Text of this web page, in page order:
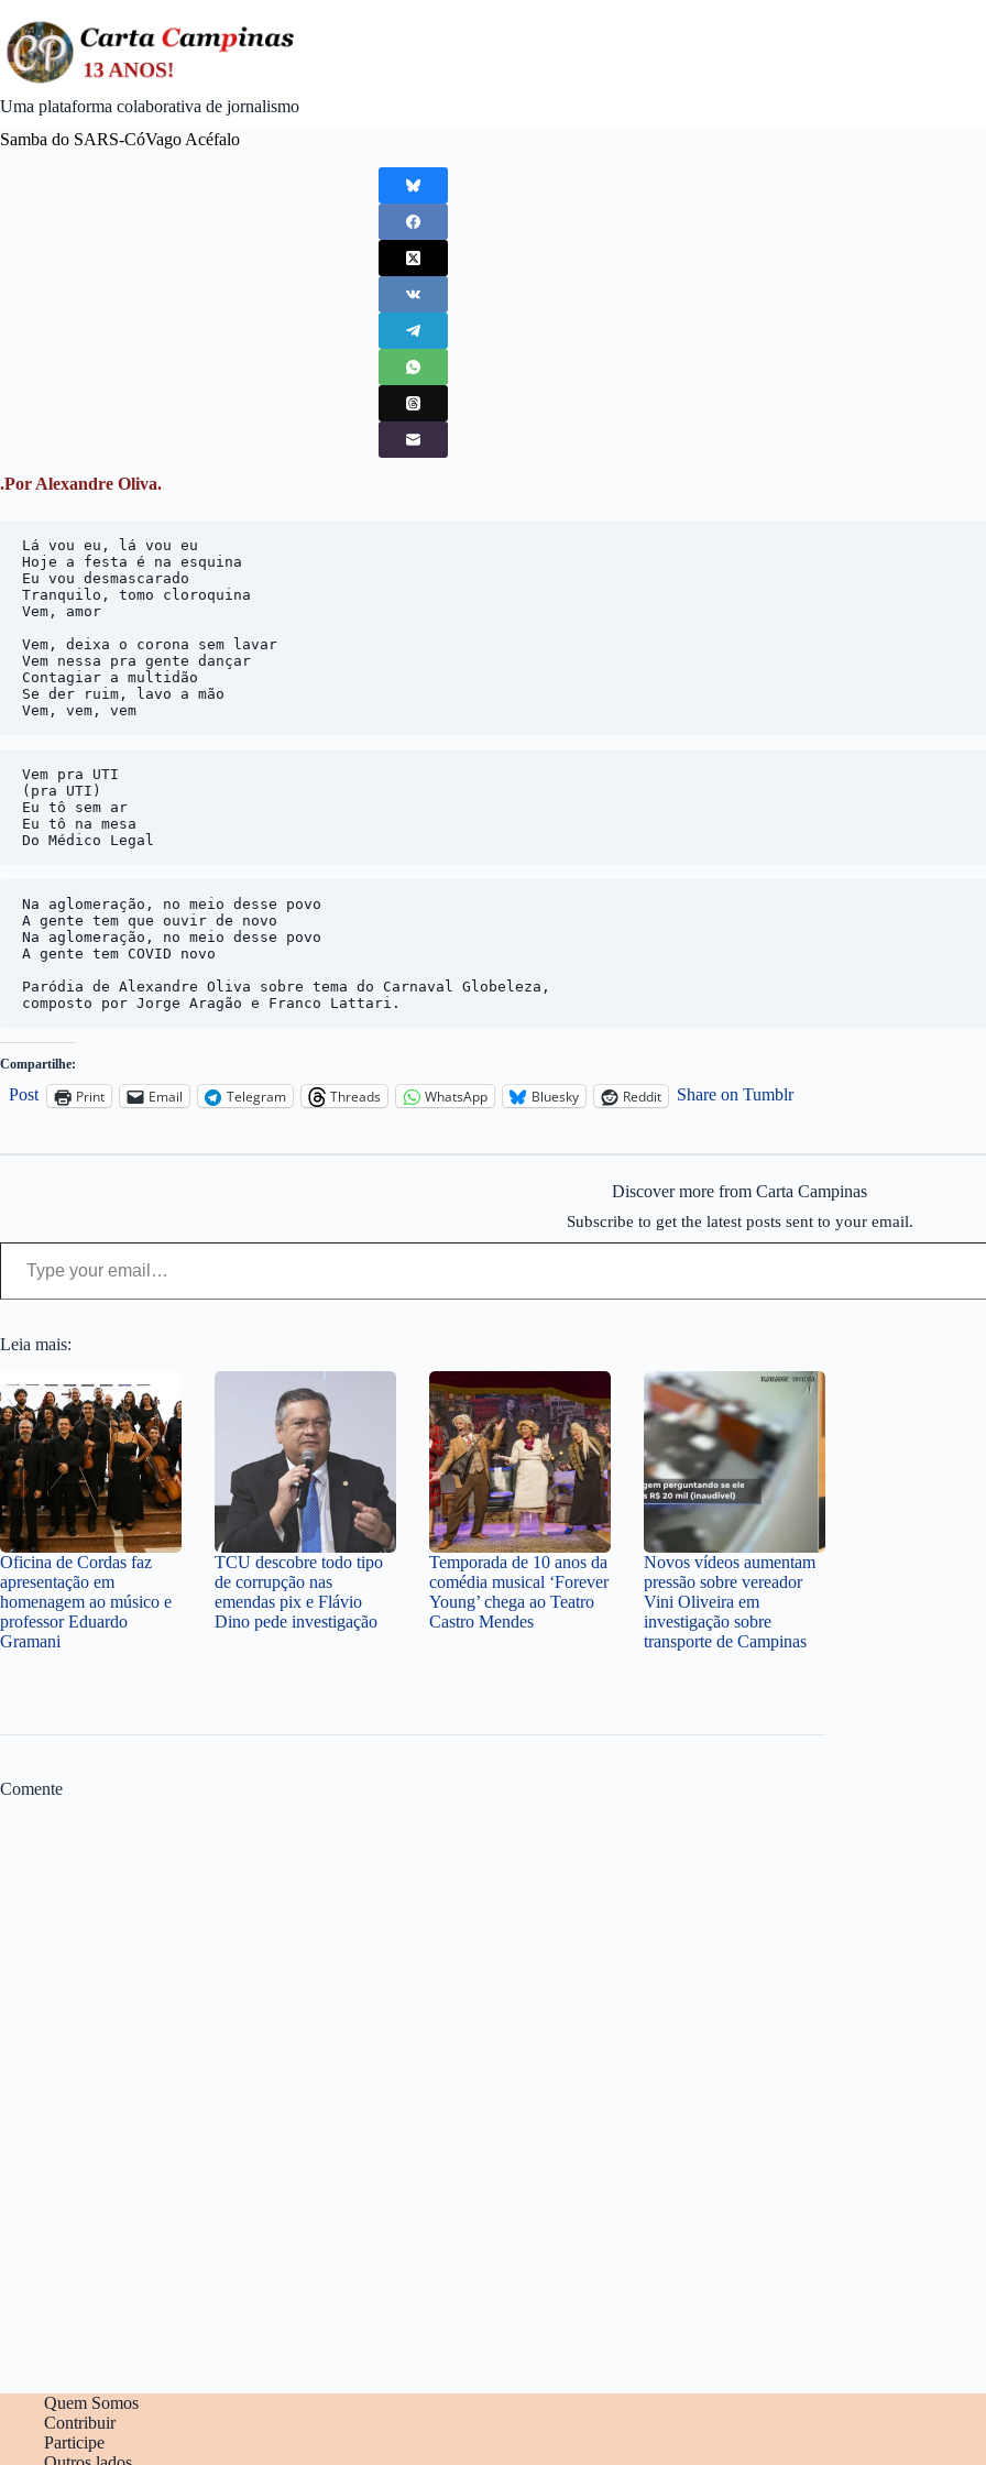
content
Uma plataforma colaborativa de jornalismo
Samba do SARS-CóVago Acéfalo
.Por Alexandre Oliva.
Lá vou eu, lá vou eu
Hoje a festa é na esquina
Eu vou desmascarado
Tranquilo, tomo cloroquina
Vem, amor
Vem, deixa o corona sem lavar
Vem nessa pra gente dançar
Contagiar a multidão
Se der ruim, lavo a mão
Vem pra UTI
(pra UTI)
Eu tô sem ar
Eu tô na mesa
Na aglomeração, no meio desse povo
A gente tem que ouvir de novo
Na aglomeração, no meio desse povo
A gente tem COVID novo
Paródia de Alexandre Oliva sobre tema do Carnaval Globeleza,
Compartilhe:
Post Print Email Telegram Threads WhatsApp Bluesky Reddit Share on Tumblr
Discover more from Carta Campinas
Subscribe to get the latest posts sent to your email.
Type your email…
Leia mais:
Oficina de Cordas faz
apresentação em
homenagem ao músico e
professor Eduardo
Gramani
TCU descobre todo tipo
de corrupção nas
emendas pix e Flávio
Dino pede investigação
Temporada de 10 anos da
comédia musical ‘Forever
Young’ chega ao Teatro
Castro Mendes
Novos vídeos aumentam
pressão sobre vereador
Vini Oliveira em
investigação sobre
transporte de Campinas
Comente
Quem Somos
Contribuir
Participe